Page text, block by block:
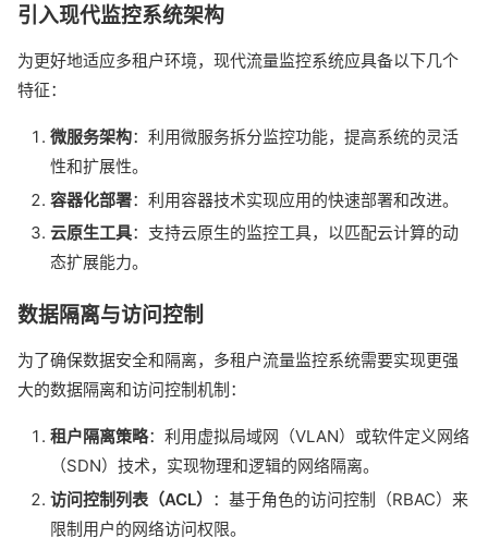
引入现代监控系统架构
为更好地适应多租户环境，现代流量监控系统应具备以下几个
特征：
微服务架构：利用微服务拆分监控功能，提高系统的灵活
性和扩展性。
容器化部署：利用容器技术实现应用的快速部署和改进。
云原生工具：支持云原生的监控工具，以匹配云计算的动
态扩展能力。
数据隔离与访问控制
为了确保数据安全和隔离，多租户流量监控系统需要实现更强
大的数据隔离和访问控制机制：
租户隔离策略：利用虚拟局域网（VLAN）或软件定义网络
（SDN）技术，实现物理和逻辑的网络隔离。
访问控制列表（ACL） ：基于角色的访问控制（RBAC）来
限制用户的网络访问权限。